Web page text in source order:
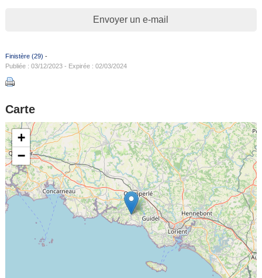
Envoyer un e-mail
Finistère (29) -
Publiée : 03/12/2023 - Expirée : 02/03/2024
Carte
+
−